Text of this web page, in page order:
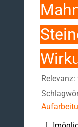
Relevanz: